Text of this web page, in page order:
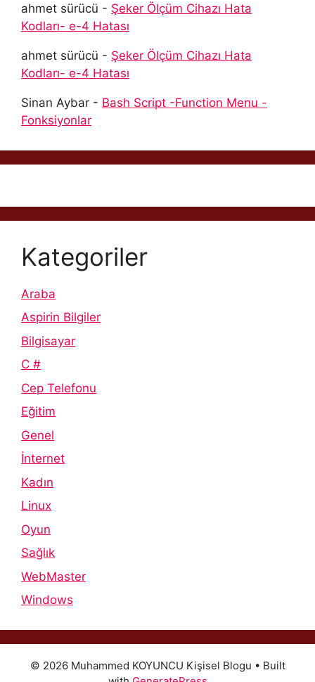
ahmet sürücü - Şeker Ölçüm Cihazı Hata
Kodları- e-4 Hatası
ahmet sürücü - Şeker Ölçüm Cihazı Hata
Kodları- e-4 Hatası
Sinan Aybar - Bash Script -Function Menu -
Fonksiyonlar
Kategoriler
Araba
Aspirin Bilgiler
Bilgisayar
C #
Cep Telefonu
Eğitim
Genel
İnternet
Kadın
Linux
Oyun
Sağlık
WebMaster
Windows
© 2026 Muhammed KOYUNCU Kişisel Blogu • Built